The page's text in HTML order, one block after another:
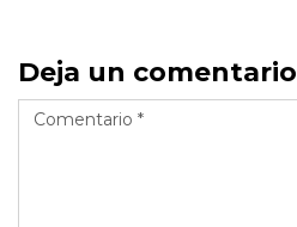
Deja un comentario